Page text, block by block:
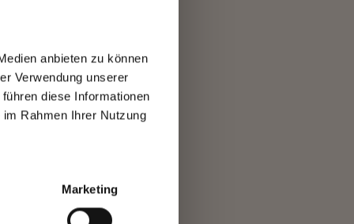
anbieten zu können
Verwendung unserer
diese Informationen
Rahmen Ihrer Nutzung
Marketing